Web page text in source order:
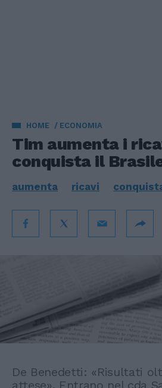
HOME ECONOMIA
Tim aumenta i
conquista il
aumenta ricavi
De Benedetti: «Risultati